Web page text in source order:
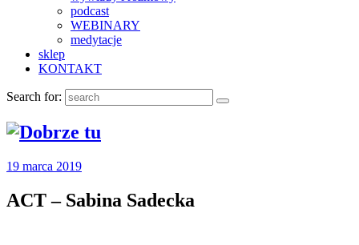
podcast
WEBINARY
medytacje
sklep
KONTAKT
Search for:
19 marca 2019
ACT – Sabina Sadecka